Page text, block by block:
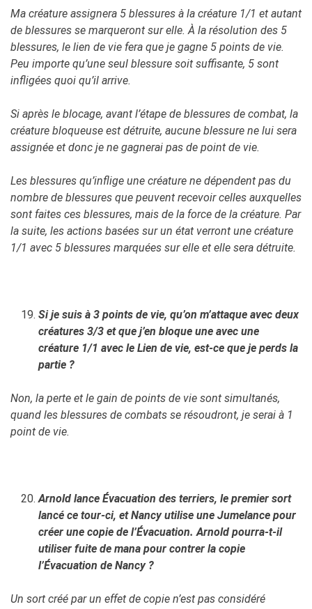
Ma créature assignera 5 blessures à la créature 1/1 et autant
de blessures se marqueront sur elle. À la résolution des 5
blessures, le lien de vie fera que je gagne 5 points de vie.
Peu importe qu’une seul blessure soit suffisante, 5 sont
infligées quoi qu’il arrive.
Si après le blocage, avant l’étape de blessures de combat, la
créature bloqueuse est détruite, aucune blessure ne lui sera
assignée et donc je ne gagnerai pas de point de vie.
Les blessures qu’inflige une créature ne dépendent pas du
nombre de blessures que peuvent recevoir celles auxquelles
sont faites ces blessures, mais de la force de la créature. Par
la suite, les actions basées sur un état verront une créature
1/1 avec 5 blessures marquées sur elle et elle sera détruite.
Si je suis à 3 points de vie, qu’on m’attaque avec deux
créatures 3/3 et que j’en bloque une avec une
créature 1/1 avec le Lien de vie, est-ce que je perds la
partie ?
Non, la perte et le gain de points de vie sont simultanés,
quand les blessures de combats se résoudront, je serai à 1
point de vie.
Arnold lance Évacuation des terriers, le premier sort
lancé ce tour-ci, et Nancy utilise une Jumelance pour
créer une copie de l’Évacuation. Arnold pourra-t-il
utiliser fuite de mana pour contrer la copie
l’Évacuation de Nancy ?
Un sort créé par un effet de copie n’est pas considéré